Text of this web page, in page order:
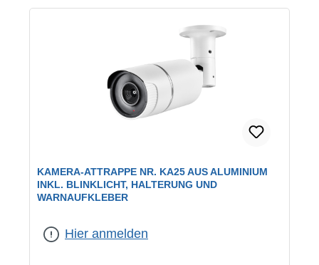
KAMERA-ATTRAPPE NR. KA25 AUS ALUMINIUM
INKL. BLINKLICHT, HALTERUNG UND
WARNAUFKLEBER
Hier anmelden